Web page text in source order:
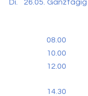
Di.
26.05. Ganztägig
08.00
10.00
12.00
14.30